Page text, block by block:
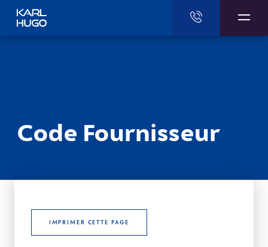
Code Fournisseur
IMPRIMER CETTE PAGE
Karl Hugo